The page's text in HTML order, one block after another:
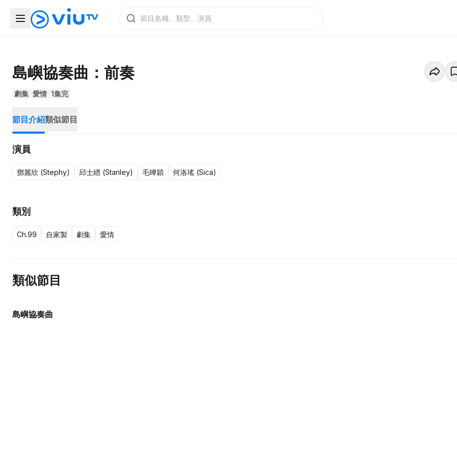
島嶼協奏曲：前奏
劇集 愛情 1集完
節目介紹類似節目
演員
鄧麗欣 (Stephy) 邱士縉 (Stanley) 毛曄穎 何洛瑤 (Sica)
類別
Ch.99 自家製 劇集 愛情
類似節目
島嶼協奏曲